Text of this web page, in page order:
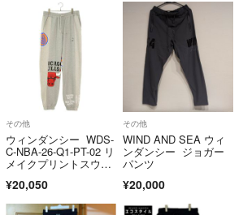
の際は該当商品の「管理番号(13桁)」をお伝え
行っておりません。出荷までに3営業日程お時
。
売する場合がございます。
おりません。
り営業させて頂いております。
取り置きや専用ページには対応できかねます。
に関わらず、ご購入は先着順とさせて頂いてお
その他
ウィンダンシー WDS-
C-NBA-26-Q1-PT-02 リ
メイクプリントスウェ
ズ L
¥20,050
その他
WIND AND SEA ウィ
ンダンシー ジョガー
パンツ
¥20,000